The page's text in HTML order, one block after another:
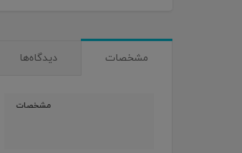
مشخصات دیدگاه‌ها
مشخصات